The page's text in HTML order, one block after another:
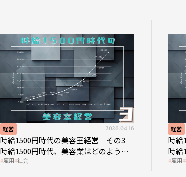
経営 2026.04.16
時給1500円時代の美容室経営 その3｜
時給1500円時代、美容業はどのような
影響を受けるのか？
雇用 社会
経営
時給
時給
なの
雇用